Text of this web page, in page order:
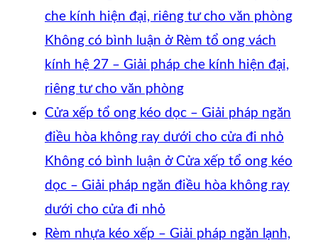
che kính hiện đại, riêng tư cho văn phòng
Không có bình luận ở Rèm tổ ong vách
kính hệ 27 – Giải pháp che kính hiện đại,
riêng tư cho văn phòng
Cửa xếp tổ ong kéo dọc – Giải pháp ngăn
điều hòa không ray dưới cho cửa đi nhỏ
Không có bình luận ở Cửa xếp tổ ong kéo
dọc – Giải pháp ngăn điều hòa không ray
dưới cho cửa đi nhỏ
Rèm nhựa kéo xếp – Giải pháp ngăn lạnh,